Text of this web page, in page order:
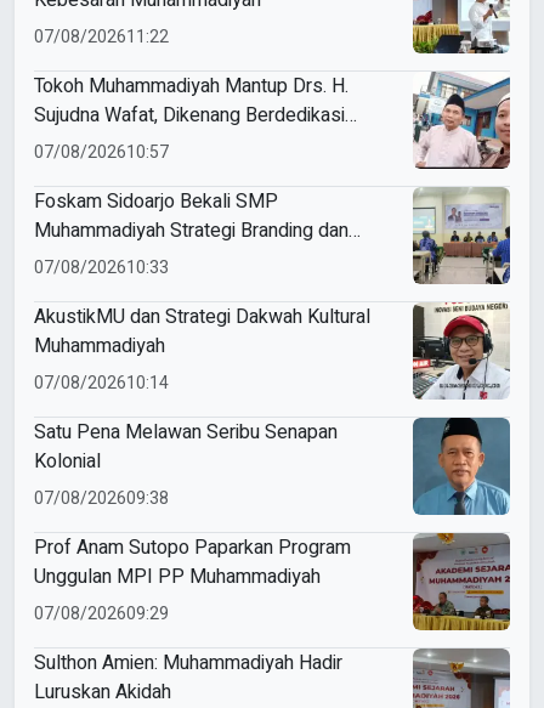
07/08/202611:22
Tokoh Muhammadiyah Mantup Drs. H.
Sujudna Wafat, Dikenang Berdedikasi
Kembangkan Dakwah dan Pendidikan
07/08/202610:57
Foskam Sidoarjo Bekali SMP
Muhammadiyah Strategi Branding dan
Marketing Sekolah
07/08/202610:33
AkustikMU dan Strategi Dakwah Kultural
Muhammadiyah
07/08/202610:14
Satu Pena Melawan Seribu Senapan
Kolonial
07/08/202609:38
Prof Anam Sutopo Paparkan Program
Unggulan MPI PP Muhammadiyah
07/08/202609:29
Sulthon Amien: Muhammadiyah Hadir
Luruskan Akidah